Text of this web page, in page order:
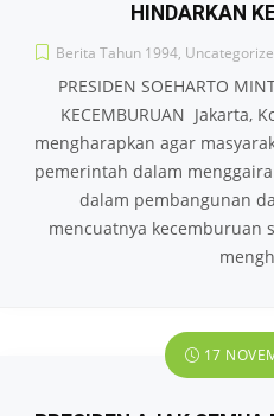
HINDARKAN
Berita Tahun 1994,
PRESIDEN SOEHARTO
KECEMBURUAN Jakarta,
mengharapkan agar
pemerintah dalam
dalam pembangunan
mencuatnya kecemburuan
17